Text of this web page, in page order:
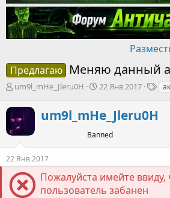
Предлагаю
Меняю данный
А
т
о
р
е
м
ы
um9l_mHe_Jleru0H
Д
а
а
ч
а
22 Янв 2017
Т
um9l_mHe_Jleru0H
Banned
22 Янв 2017
Пожалуйста имейте ввиду,
пользователь забанен